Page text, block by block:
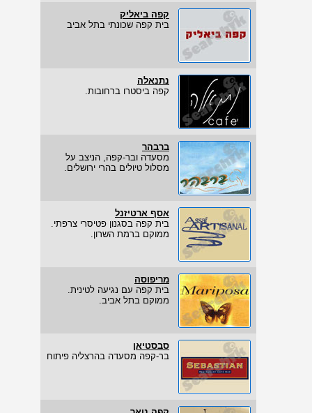
קפה ביאליק
בית קפה שכונתי בתל אביב
נתנאלה
קפה ביסטרו ברחובות.
ברבהר
מסעדה ובר-קפה, הניצב על
מסלול טיולים בהרי ירושלים.
אסף ארטיזנל
בית קפה בסגנון פטיסרי צרפתי.
ממוקם ברמת השרון.
מריפוסה
בית קפה עם נגיעה לטינית.
ממוקם בתל אביב.
סבסטיאן
בר-קפה מסעדה בהרצליה פיתוח